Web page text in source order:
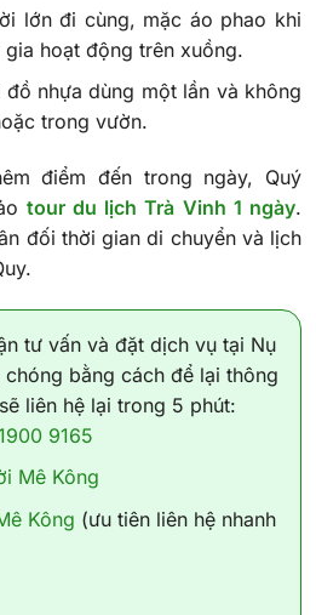
lớn đi cùng, mặc áo phao khi
hoạt động trên xuồng.
đồ nhựa dùng một lần và không
trong vườn.
điểm đến trong ngày, Quý
tour du lịch Trà Vinh 1 ngày.
đối thời gian di chuyển và lịch
tư vấn và đặt dịch vụ tại Nụ
chóng bằng cách để lại thông
liên hệ lại trong 5 phút:
9165
Mê Kông
Kông (ưu tiên liên hệ nhanh